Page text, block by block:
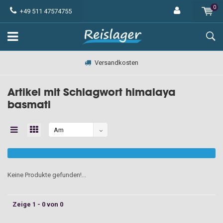
+49 511 47574755
0
Versandkosten
Artikel mit Schlagwort himalaya
basmati
Am
angesehen
Keine Produkte gefunden!...
Zeige 1 - 0 von 0